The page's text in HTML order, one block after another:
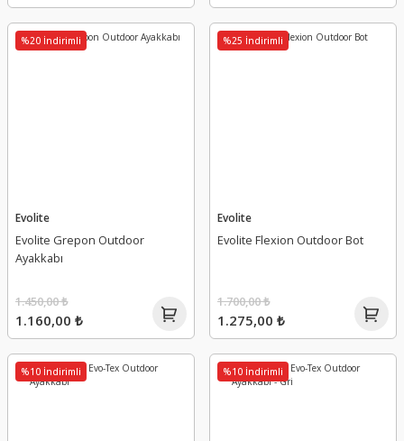
%20 İndirimli
Evolite
Evolite Grepon Outdoor
Ayakkabı
1.160,00 ₺
1.450,00 ₺
%25 İndirimli
Evolite
Evolite Flexion Outdoor Bot
1.275,00 ₺
1.700,00 ₺
%10 İndirimli %10 İndirimli